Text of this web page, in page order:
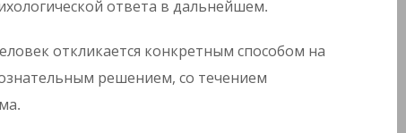
ответа в дальнейшем.
откликается конкретным способом на
решением, со течением